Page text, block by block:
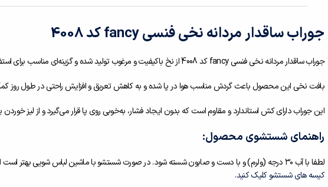
جوراب ساقدار مردانه نخی فنسی fancy کد 4008
جوراب ساقدار مردانه نخی فنسی fancy کد 4008 از نخ باکیفیت و مرغوب تولید شده و گزینه‌ای مناسب برای استفاده روزمره و فعالیت‌های سبک ورزشی به شمار می‌رود.
بافت نخی این محصول باعث گردش مناسب هوا در پا شده و به کاهش تعریق و افزایش راحتی در طول روز
این جوراب دارای کش استاندارد و مقاوم است که بدون ایجاد فشار، به‌خوبی روی پا قرار می‌گیرد و از لیز
راهنمای شستشوی محصول:
لطفا با آب ۳۰ درجه (ولرم) و با دست و صابون شسته شود. در صورت شستشو با ماشین لباس شویی بهتر است از کیسه شستشوی مخصوص لباس استفاده شود.
کیسه های شستشو کلیک کنید.